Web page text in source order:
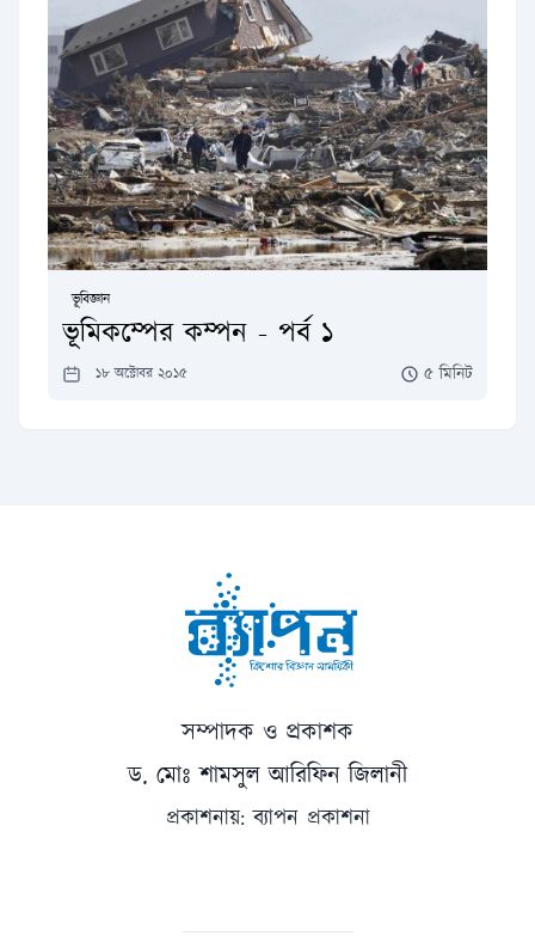
ভূবিজ্ঞান
ভূমিকম্পের কম্পন - পর্ব ১
১৮ অক্টোবর ২০১৫ ৫ মিনিট
সম্পাদক ও প্রকাশক
ড. মোঃ শামসুল আরিফিন জিলানী
প্রকাশনায়: ব্যাপন প্রকাশনা